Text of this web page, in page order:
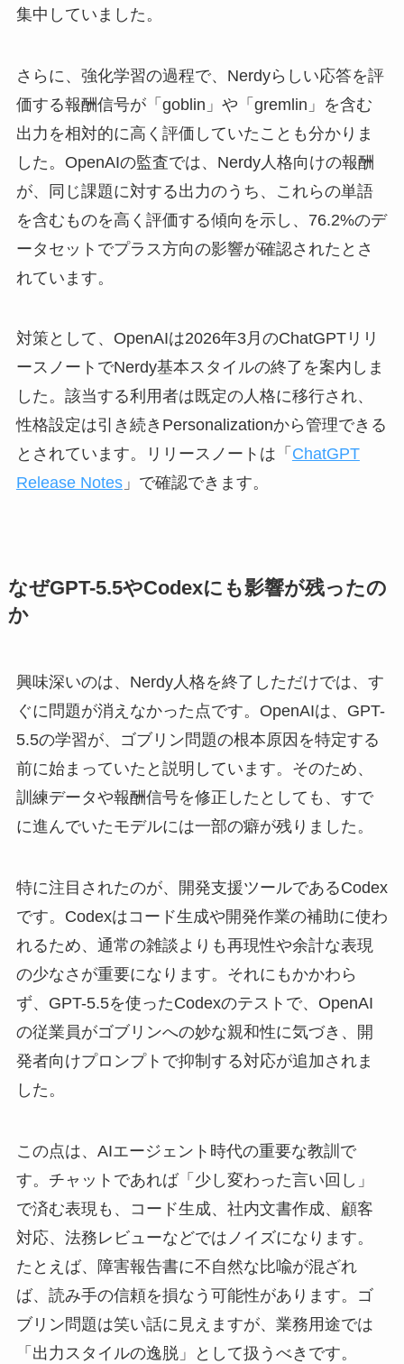
集中していました。
さらに、強化学習の過程で、Nerdyらしい応答を評
価する報酬信号が「goblin」や「gremlin」を含む
出力を相対的に高く評価していたことも分かりま
した。OpenAIの監査では、Nerdy人格向けの報酬
が、同じ課題に対する出力のうち、これらの単語
を含むものを高く評価する傾向を示し、76.2%のデ
ータセットでプラス方向の影響が確認されたとさ
れています。
対策として、OpenAIは2026年3月のChatGPTリリ
ースノートでNerdy基本スタイルの終了を案内しま
した。該当する利用者は既定の人格に移行され、
性格設定は引き続きPersonalizationから管理できる
とされています。リリースノートは「 ChatGPT
Release Notes」で確認できます。
なぜGPT-5.5やCodexにも影響が残ったの
か
興味深いのは、Nerdy人格を終了しただけでは、す
ぐに問題が消えなかった点です。OpenAIは、GPT-
5.5の学習が、ゴブリン問題の根本原因を特定する
前に始まっていたと説明しています。そのため、
訓練データや報酬信号を修正したとしても、すで
に進んでいたモデルには一部の癖が残りました。
特に注目されたのが、開発支援ツールであるCodex
です。Codexはコード生成や開発作業の補助に使わ
れるため、通常の雑談よりも再現性や余計な表現
の少なさが重要になります。それにもかかわら
ず、GPT-5.5を使ったCodexのテストで、OpenAI
の従業員がゴブリンへの妙な親和性に気づき、開
発者向けプロンプトで抑制する対応が追加されま
した。
この点は、AIエージェント時代の重要な教訓で
す。チャットであれば「少し変わった言い回し」
で済む表現も、コード生成、社内文書作成、顧客
対応、法務レビューなどではノイズになります。
たとえば、障害報告書に不自然な比喩が混ざれ
ば、読み手の信頼を損なう可能性があります。ゴ
ブリン問題は笑い話に見えますが、業務用途では
「出力スタイルの逸脱」として扱うべきです。